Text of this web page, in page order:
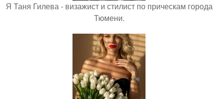
Я Таня Гилева - визажист и стилист по прическам города
Тюмени.